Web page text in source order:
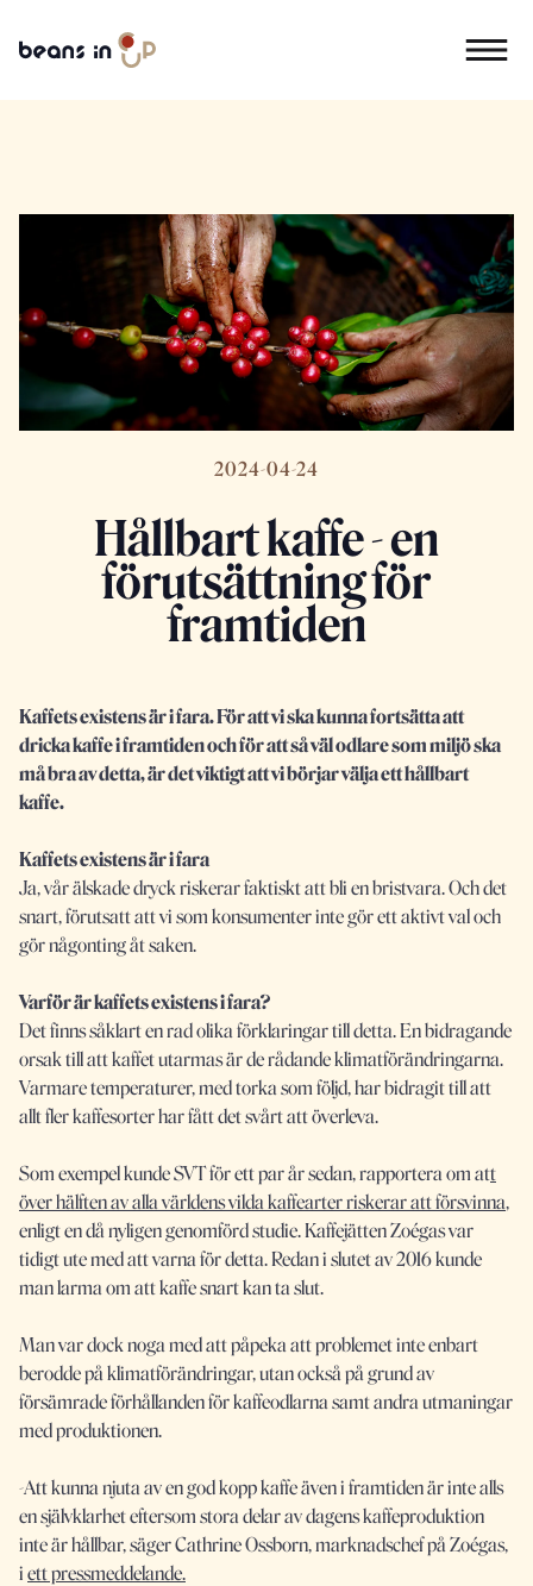
2024-04-24
Hållbart kaffe - en
förutsättning för
framtiden
Kaffets existens är i fara. För att vi ska kunna fortsätta att
dricka kaffe i framtiden och för att så väl odlare som miljö ska
må bra av detta, är det viktigt att vi börjar välja ett hållbart
kaffe.
Kaffets existens är i fara
Ja, vår älskade dryck riskerar faktiskt att bli en bristvara. Och det
snart, förutsatt att vi som konsumenter inte gör ett aktivt val och
gör någonting åt saken.
Varför är kaffets existens i fara?
Det finns såklart en rad olika förklaringar till detta. En bidragande
orsak till att kaffet utarmas är de rådande klimatförändringarna.
Varmare temperaturer, med torka som följd, har bidragit till att
allt fler kaffesorter har fått det svårt att överleva.
Som exempel kunde SVT för ett par år sedan, rapportera om att
över hälften av alla världens vilda kaffearter riskerar att försvinna,
enligt en då nyligen genomförd studie. Kaffejätten Zoégas var
tidigt ute med att varna för detta. Redan i slutet av 2016 kunde
man larma om att kaffe snart kan ta slut.
Man var dock noga med att påpeka att problemet inte enbart
berodde på klimatförändringar, utan också på grund av
försämrade förhållanden för kaffeodlarna samt andra utmaningar
med produktionen.
-Att kunna njuta av en god kopp kaffe även i framtiden är inte alls
en självklarhet eftersom stora delar av dagens kaffeproduktion
inte är hållbar, säger Cathrine Ossborn, marknadschef på Zoégas,
i ett pressmeddelande.